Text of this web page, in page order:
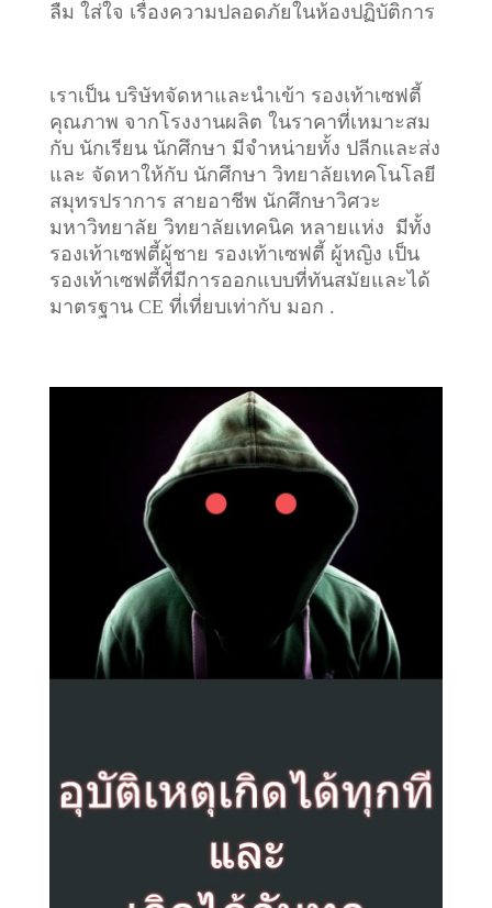
ลืม ใส่ใจ เรื่องความปลอดภัยในห้องปฏิบัติการ
เราเป็น บริษัทจัดหาและนำเข้า รองเท้าเซฟตี้
คุณภาพ จากโรงงานผลิต ในราคาที่เหมาะสม
กับ นักเรียน นักศึกษา มีจำหน่ายทั้ง ปลีกและส่ง
และ จัดหาให้กับ นักศึกษา วิทยาลัยเทคโนโลยี
สมุทรปราการ สายอาชีพ นักศึกษาวิศวะ
มหาวิทยาลัย วิทยาลัยเทคนิค หลายแห่ง มีทั้ง
รองเท้าเซฟตี้ผู้ชาย รองเท้าเซฟตี้ ผู้หญิง เป็น
รองเท้าเซฟตี้ที่มีการออกแบบที่ทันสมัยและได้
มาตรฐาน CE ที่เที่ยบเท่ากับ มอก .